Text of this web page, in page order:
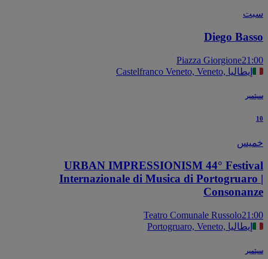
Diego
Piazza Giorgione
Castelfranco Veneto, Veneto, إيطاليا
URBAN IMPRESSIONISM 44°
Internazionale di Musica di
Teatro Comunale Russolo
Portogruaro, Veneto, إيطاليا